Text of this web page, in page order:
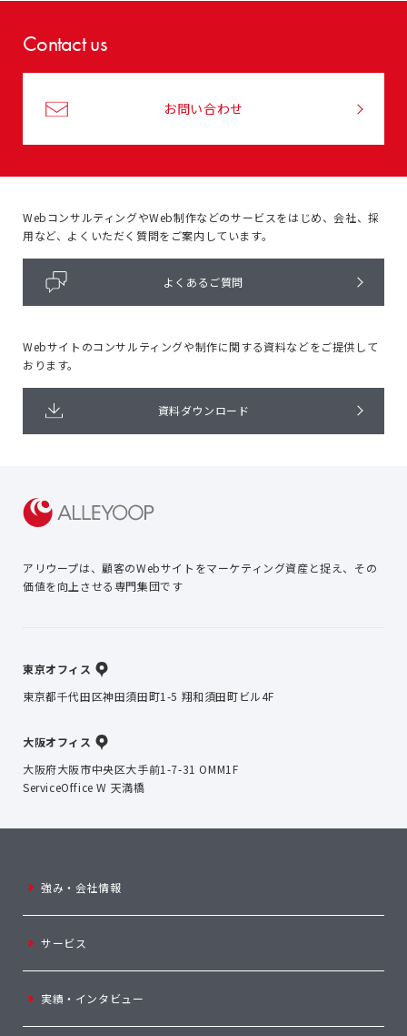
Contact us
お問い合わせ
WebコンサルティングやWeb制作などのサービスをはじめ、会社、採
用など、よくいただく質問をご案内しています。
よくあるご質問
Webサイトのコンサルティングや制作に関する資料などをご提供して
おります。
資料ダウンロード
アリウープは、顧客のWebサイトをマーケティング資産と捉え、 その
価値を向上させる専門集団です
東京オフィス
東京都千代田区神田須田町1-5 翔和須田町ビル4F
大阪オフィス
大阪府大阪市中央区大手前1-7-31 OMM1F
ServiceOffice W 天満橋
強み・会社情報
サービス
実績・インタビュー